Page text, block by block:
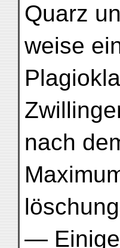
Quarz
weise
nach
— Einige